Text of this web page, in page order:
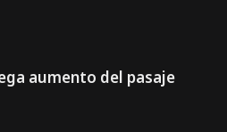
aumento del pasaje